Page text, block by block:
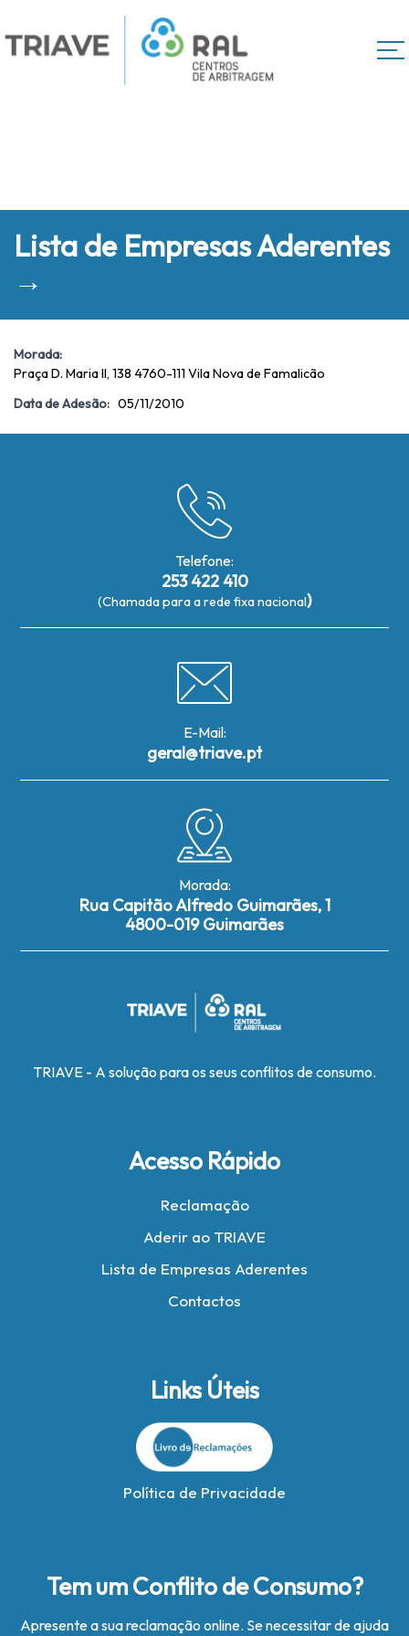
Lista de Empresas Aderentes
→
Morada:
Praça D. Maria II, 138 4760-111 Vila Nova de Famalicão
Data de Adesão: 05/11/2010
Telefone:
253 422 410
(Chamada para a rede fixa nacional)
E-Mail:
geral@triave.pt
Morada:
Rua Capitão Alfredo Guimarães, 1
4800-019 Guimarães
TRIAVE - A solução para os seus conflitos de consumo.
Acesso Rápido
Reclamação
Aderir ao TRIAVE
Lista de Empresas Aderentes
Contactos
Links Úteis
Política de Privacidade
Tem um Conflito de Consumo?
Apresente a sua reclamação online. Se necessitar de ajuda